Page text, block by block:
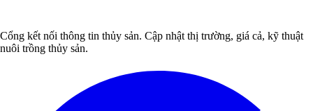
Cổng kết nối thông tin thủy sản. Cập nhật thị trường, giá cả, kỹ thuật
nuôi trồng thủy sản.